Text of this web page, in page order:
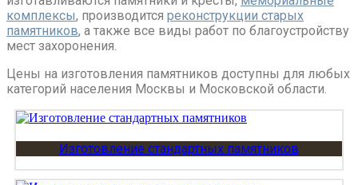
комплексы, производится реконструкции старых
памятников, а также все виды работ по благоустройству
мест захоронения.
Цены на изготовления памятников доступны для любых
категорий населения Москвы и Московской области.
Изготовление стандартных памятников